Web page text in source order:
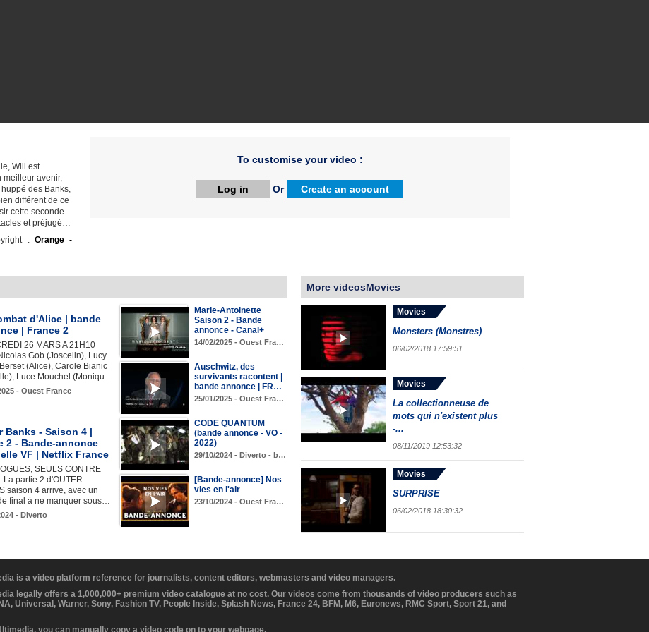
Will est
meilleur avenir,
des Banks,
différent de ce
cette seconde
et préjugé…
: Orange -
To customise your video :
Log in Or Create an account
d'Alice | bande
| France 2
26 MARS A 21H10
Gob (Joscelin), Lucy
(Alice), Carole Bianic
Luce Mouchel (Moniqu…
- Ouest France
Marie-Antoinette
Saison 2 - Bande
annonce - Canal+
14/02/2025 - Ouest Fra…
Auschwitz, des
survivants racontent |
bande annonce | FR…
25/01/2025 - Ouest Fra…
Banks - Saison 4 |
2 - Bande-annonce
VF | Netflix France
SEULS CONTRE
La partie 2 d'OUTER
saison 4 arrive, avec un
final à ne manquer sous…
- Diverto
CODE QUANTUM
(bande annonce - VO -
2022)
29/10/2024 - Diverto - b…
[Bande-annonce] Nos
vies en l'air
23/10/2024 - Ouest Fra…
More videosMovies
Movies
Monsters (Monstres)
06/02/2018 17:59:51
Movies
La collectionneuse de
mots qui n'existent plus
-...
08/11/2019 12:53:32
Movies
SURPRISE
06/02/2018 18:30:32
is a video platform reference for journalists, content editors, webmasters and video managers.
legally offers a 1,000,000+ premium video catalogue at no cost. Our videos come from thousands of video producers such as
Universal, Warner, Sony, Fashion TV, People Inside, Splash News, France 24, BFM, M6, Euronews, RMC Sport, Sport 21, and
you can manually copy a video code on to your webpage.